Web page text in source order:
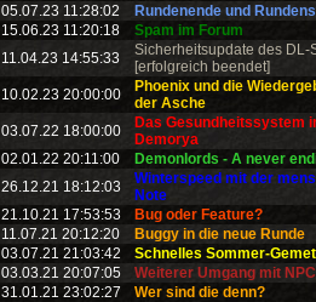
05.07.23 11:28:02
Rundenende und
15.06.23 11:20:18
Spam im Forum
11.04.23 14:55:33
Sicherheitsupdate des DL-
[erfolgreich beendet]
10.02.23 20:00:00
Phoenix und die
der Asche
03.07.22 18:00:00
Das Gesundheitssystem
Demorya
02.01.22 20:11:00
Demonlords - A never
26.12.21 18:12:03
Winterspeed mit der
Note
21.10.21 17:53:53
Bug oder Feature?
11.07.21 20:12:20
Buggy in die neue Runde
03.07.21 21:03:42
Schnelles Sommer-
03.03.21 20:07:05
Weiterer Umgang mit
31.01.21 23:02:27
Wer sind die denn?